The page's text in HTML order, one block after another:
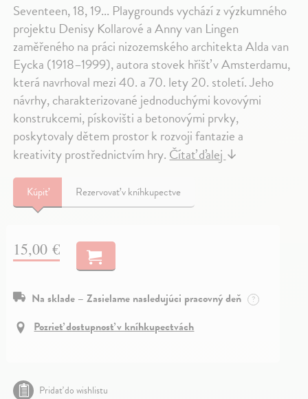
Seventeen, 18, 19... Playgrounds vychází z výzkumného
projektu Denisy Kollarové a Anny van Lingen
zaměřeného na práci nizozemského architekta Alda van
Eycka (1918–1999), autora stovek hřišť v Amsterdamu,
která navrhoval mezi 40. a 70. lety 20. století. Jeho
návrhy, charakterizované jednoduchými kovovými
konstrukcemi, pískovišti a betonovými prvky,
poskytovaly dětem prostor k rozvoji fantazie a
kreativity prostřednictvím hry.Čítať ďalej↓
Kúpiť Rezervovať v kníhkupectve
15,00 €
Na sklade – Zasielame nasledujúci pracovný deň ?
Pozrieť dostupnosť v kníhkupectvách
Pridať do wishlistu